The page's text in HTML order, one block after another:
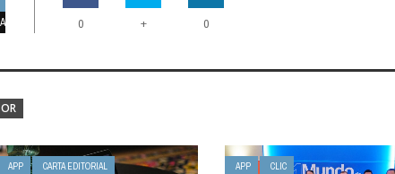
0 + 0
APP CARTA EDITORIAL APP CLIC